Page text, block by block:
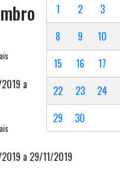
1
2 3
8
9 10
15
16 17
22
23 24
29
30
a
a 29/11/2019